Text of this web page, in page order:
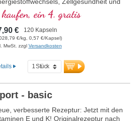
Zellatmung in den Mitochondrien.
Resveratrol, OPC, Q10, NADH
Thiamin zur Förderung des
sowie bioaktive
(Methyltetrahydrofolat), die
Liponsäure in der wertvollen
R-Lipoat-Form. Vegan,
über 20 Jahre Erfahrung garantieren
Qualität. Von Ärzten entwickelt.
ein 4. gratis
€ 120 Kapseln
€/kg, 0,57 €/Kapsel)
MwSt. zzgl Versandkosten
- basic
verbesserte Rezeptur: Jetzt mit den
E und K! Originalrezeptur nach